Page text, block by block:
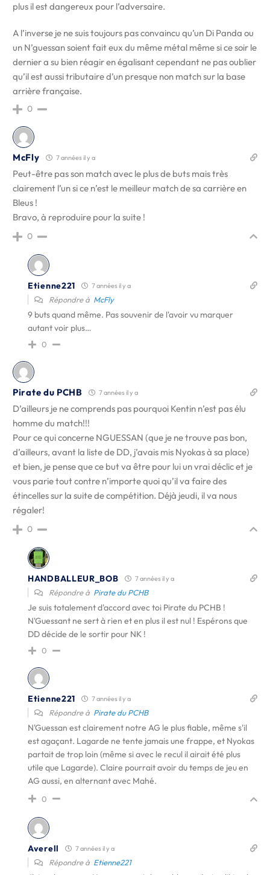
plus il est dangereux pour l’adversaire.
A l’inverse je ne suis toujours pas convaincu qu’un Di Panda ou
un N’guessan soient fait eux du même métal même si ce soir le
dernier a su bien réagir en égalisant cependant ne pas oublier
qu’il est aussi tributaire d’un presque non match sur la base
arrière française.
0
McFly 7 années il y a
Peut-être pas son match avec le plus de buts mais très
clairement l’un si ce n’est le meilleur match de sa carrière en
Bleus !
Bravo, à reproduire pour la suite !
0
Etienne221 7 années il y a
Répondre à McFly
9 buts quand même. Pas souvenir de l'avoir vu marquer
autant voir plus…
0
Pirate du PCHB 7 années il y a
D’ailleurs je ne comprends pas pourquoi Kentin n’est pas élu
homme du match!!!
Pour ce qui concerne NGUESSAN (que je ne trouve pas bon,
d’ailleurs, avant la liste de DD, j’avais mis Nyokas à sa place)
et bien, je pense que ce but va être pour lui un vrai déclic et je
vous parie tout contre n’importe quoi qu’il va faire des
étincelles sur la suite de compétition. Déjà jeudi, il va nous
régaler!
0
HANDBALLEUR_BOB 7 années il y a
Répondre à Pirate du PCHB
Je suis totalement d'accord avec toi Pirate du PCHB !
N'Guessant ne sert à rien et en plus il est nul ! Espérons que
DD décide de le sortir pour NK !
0
Etienne221 7 années il y a
Répondre à Pirate du PCHB
N'Guessan est clairement notre AG le plus fiable, même s'il
est agaçant. Lagarde ne tente jamais une frappe, et Nyokas
partait de trop loin (même si avec le recul il airait été plus
utile que Lagarde). Claire pourrait avoir du temps de jeu en
AG aussi, en alternant avec Mahé.
0
Averell 7 années il y a
Répondre à Etienne221